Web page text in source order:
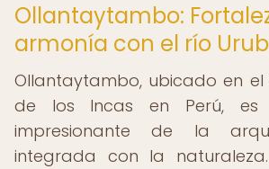
Ollantaytambo:
armonía con el río
Ollantaytambo, ubicado en el
de los Incas en Perú, es
impresionante de la
integrada con la